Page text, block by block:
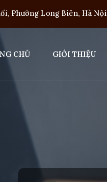
Phường Long Biên, Hà Nội
CHỦ GIỚI THIỆU